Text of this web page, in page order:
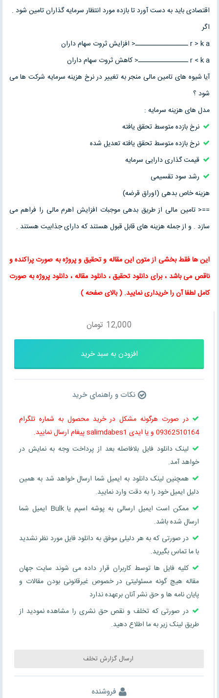
اقتصادی باید به دست آورد تا بازده مورد انتظار سرمایه گذاران تامین شود .
اگر
r > k a ــــــــــــــــــ< افزایش ثروت سهام داران
r < k a ـــــــــــــــــ< کاهش ثروت سهام داران
آیا شیوه های تامین مالی منجر به تغییر در نرخ هزینه سرمایه شرکت ها می
شود ؟
مدل های هزینه سرمایه :
نرخ بازده متوسط تحقق یافته
نرخ بازده متوسط تحقق یافته تعدیل شده
قیمت گذاری دارایی سرمایه
رشد سود تقسیمی
هزینه خاص بدهی (اوراق قرضه)
==< تامین مالی از طریق بدهی موجبات افزایش اهرم مالی را فراهم می
سازد . و از جمله هزینه های قابل قبول هستند که دارای جذابیت هستند .
این ها فقط بخشی از متون اینمقاله وتحقیق و پروژه به صورت پراکنده و
ناقص می باشد ، برای دانلود تحقیق ،دانلود مقاله ، دانلود پروژه به صورت
کامل لطفا آن را خریداری نمایید. (بالای صفحه)
12,000 تومان
افزودن به سبد خرید
نکات و راهنمای خرید
در صورت هرگونه مشکل در خرید محصول به شماره تلگرام
09362510164 و یا ایدی salimdabes1 پیغام ارسال نمایید.
لینک دانلود فایل بلافاصله بعد از پرداخت وجه به نمایش در
خواهد آمد.
همچنین لینک دانلود به ایمیل شما ارسال خواهد شد به همین
دلیل ایمیل خود را به دقت وارد نمایید.
ممکن است ایمیل ارسالی به پوشه اسپم یا Bulk ایمیل شما
ارسال شده باشد.
در صورتی که به هر دلیلی موفق به دانلود فایل مورد نظر نشدید
با ما تماس بگیرید.
کلیه فایل ها توسط کاربران قرار داده می شوند سایت جهان
مقاله هیچ گونه مسئولیتی در خصوص غیرقانونی بودن مقالات و
پایان نامه ها و حق نشر آنان برعهده ندارد
در صورتی که تخلف و نقص حق نشری را مشاهده نمودید از
طریق لینک زیر به ما اطلاع دهید.
ارسال گزارش تخلف
فروشنده